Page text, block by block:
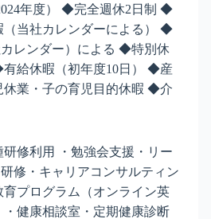
年度） ◆完全週休2日制 ◆
当社カレンダーによる） ◆
レンダー）による ◆特別休
給休暇（初年度10日） ◆産
業・子の育児目的休暇 ◆介
研修利用 ・勉強会支援・リー
修・キャリアコンサルティン
プログラム（オンライン英
健康相談室・定期健康診断